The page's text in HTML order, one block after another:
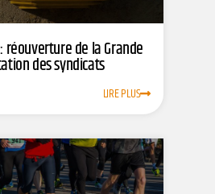
réouverture de la Grande
des syndicats
LIRE PLUS